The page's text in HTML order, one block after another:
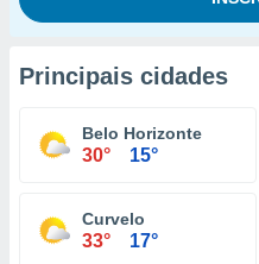
Principais cidades
Belo Horizonte
30° 15°
Curvelo
33° 17°